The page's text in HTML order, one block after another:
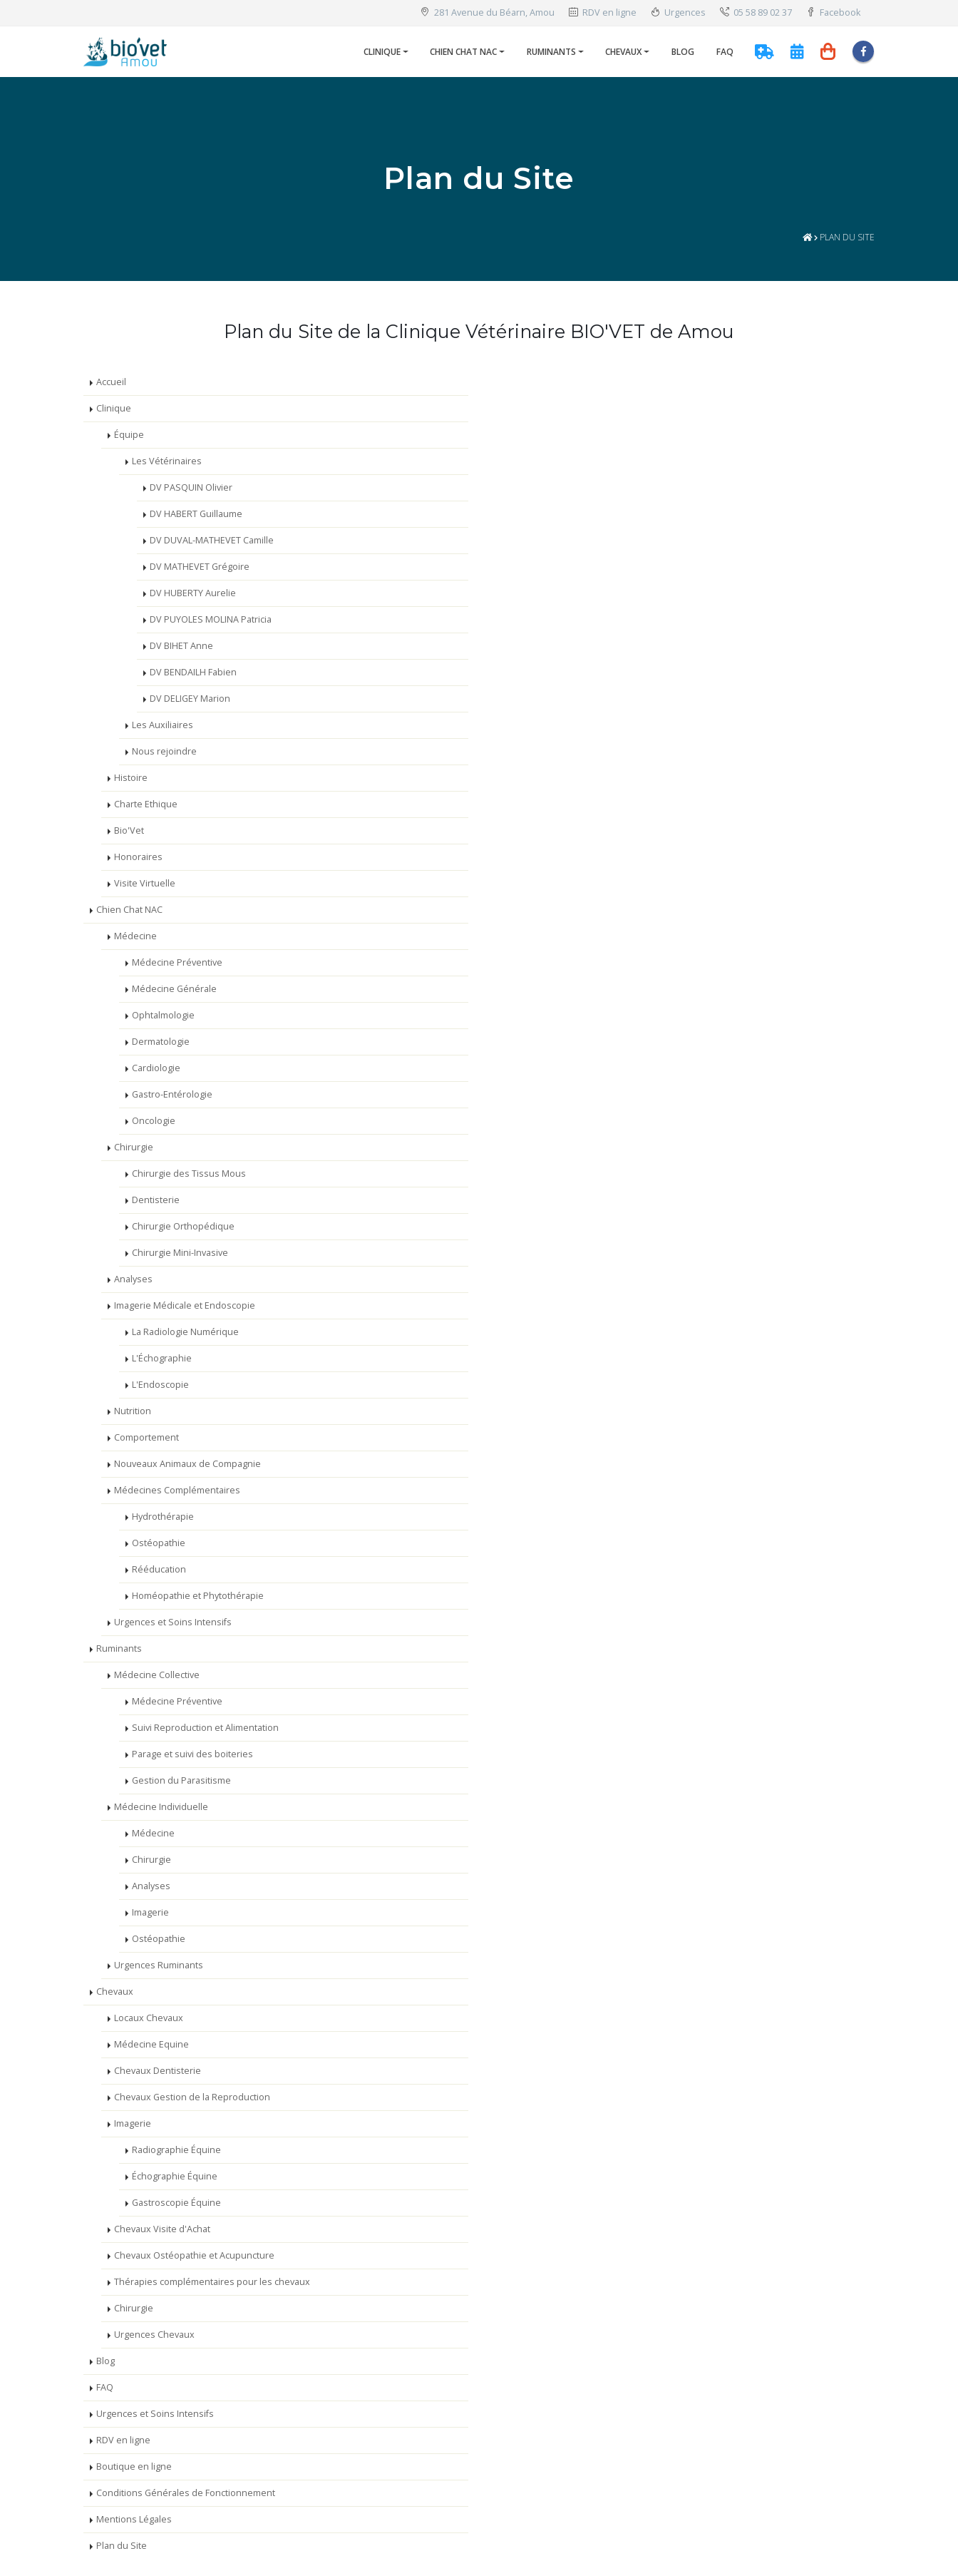
281 Avenue du Béarn, Amou RDV en ligne Urgences 05 58 89 02 37 Facebook
CLINIQUE CHIEN CHAT NAC RUMINANTS CHEVAUX BLOG FAQ
Plan du Site
PLAN DU SITE
Plan du Site de la Clinique Vétérinaire BIO'VET de Amou
Accueil
Clinique
Équipe
Les Vétérinaires
DV PASQUIN Olivier
DV HABERT Guillaume
DV DUVAL-MATHEVET Camille
DV MATHEVET Grégoire
DV HUBERTY Aurelie
DV PUYOLES MOLINA Patricia
DV BIHET Anne
DV BENDAILH Fabien
DV DELIGEY Marion
Les Auxiliaires
Nous rejoindre
Histoire
Charte Ethique
Bio'Vet
Honoraires
Visite Virtuelle
Chien Chat NAC
Médecine
Médecine Préventive
Médecine Générale
Ophtalmologie
Dermatologie
Cardiologie
Gastro-Entérologie
Oncologie
Chirurgie
Chirurgie des Tissus Mous
Dentisterie
Chirurgie Orthopédique
Chirurgie Mini-Invasive
Analyses
Imagerie Médicale et Endoscopie
La Radiologie Numérique
L'Échographie
L'Endoscopie
Nutrition
Comportement
Nouveaux Animaux de Compagnie
Médecines Complémentaires
Hydrothérapie
Ostéopathie
Rééducation
Homéopathie et Phytothérapie
Urgences et Soins Intensifs
Ruminants
Médecine Collective
Médecine Préventive
Suivi Reproduction et Alimentation
Parage et suivi des boiteries
Gestion du Parasitisme
Médecine Individuelle
Médecine
Chirurgie
Analyses
Imagerie
Ostéopathie
Urgences Ruminants
Chevaux
Locaux Chevaux
Médecine Equine
Chevaux Dentisterie
Chevaux Gestion de la Reproduction
Imagerie
Radiographie Équine
Échographie Équine
Gastroscopie Équine
Chevaux Visite d'Achat
Chevaux Ostéopathie et Acupuncture
Thérapies complémentaires pour les chevaux
Chirurgie
Urgences Chevaux
Blog
FAQ
Urgences et Soins Intensifs
RDV en ligne
Boutique en ligne
Conditions Générales de Fonctionnement
Mentions Légales
Plan du Site